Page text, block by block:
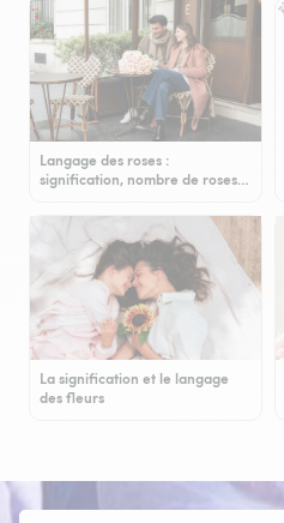
Langage des roses :
signification, nombre de roses…
La signification et le langage
des fleurs